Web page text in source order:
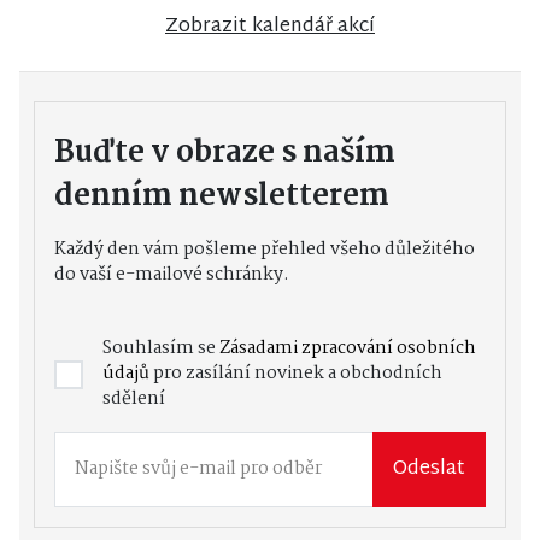
Zobrazit kalendář akcí
Buďte v obraze s naším
denním newsletterem
Každý den vám pošleme přehled všeho důležitého
do vaší e-mailové schránky.
Souhlasím seZásadami zpracování osobních
údajůpro zasílání novinek a obchodních
sdělení
Odeslat